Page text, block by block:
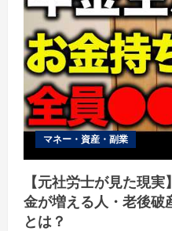
マネー・資産・副業
【元社労士が見た現
金が増える人・老後破
とは？